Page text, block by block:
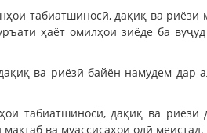
табиатшиносӣ, дақиқ ва риёзи
ҳаёт омилҳои зиёде ба
ва риёзӣ байён намудем дар
табиатшиносӣ, дақиқ ва
ва муассисаҳои олӣ меистад.